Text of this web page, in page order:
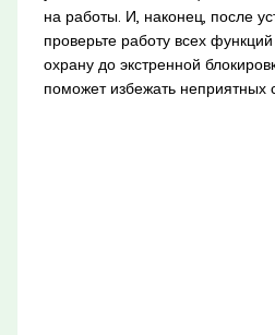
на работы. И, наконец, после
проверьте работу всех
охрану до экстренной
поможет избежать